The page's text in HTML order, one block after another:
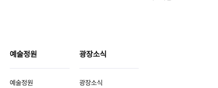
예술정원
예술정원
광장소식
광장소식